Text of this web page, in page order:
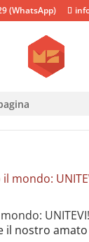
(WhatsApp)
UNITEVI!
il nostro amato